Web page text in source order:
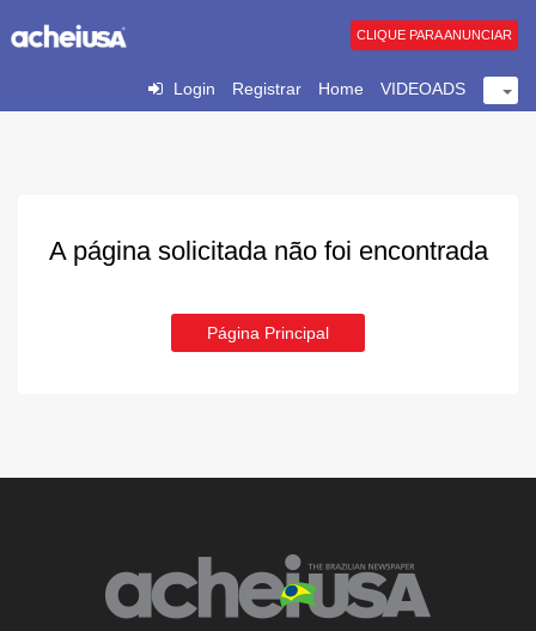
Login Registrar Home VIDEOADS
CLIQUE PARA ANUNCIAR
A página solicitada não foi encontrada
Página Principal